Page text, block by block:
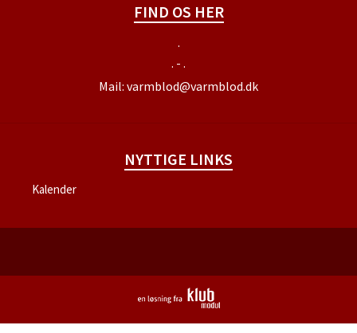
FIND OS HER
.
. - .
Mail: varmblod@varmblod.dk
NYTTIGE LINKS
Kalender